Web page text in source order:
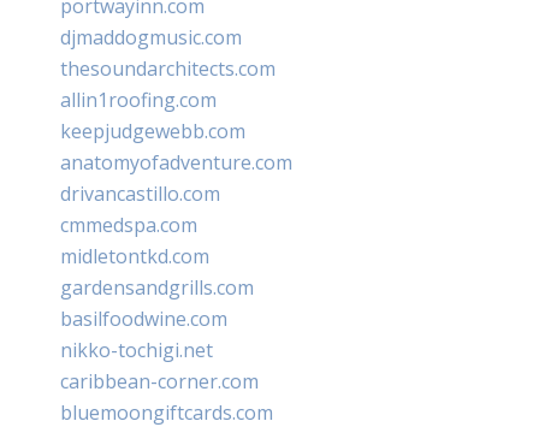
portwayinn.com
djmaddogmusic.com
thesoundarchitects.com
allin1roofing.com
keepjudgewebb.com
anatomyofadventure.com
drivancastillo.com
cmmedspa.com
midletontkd.com
gardensandgrills.com
basilfoodwine.com
nikko-tochigi.net
caribbean-corner.com
bluemoongiftcards.com